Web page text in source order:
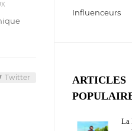
Twitter
Influenceurs
ARTICLES
La